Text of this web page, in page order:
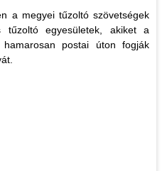
a megyei tűzoltó szövetségek
tűzoltó egyesületek, akiket a
postai úton fogják